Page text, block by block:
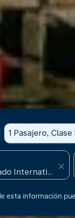
1 Pasajero, Clase
close
esta información